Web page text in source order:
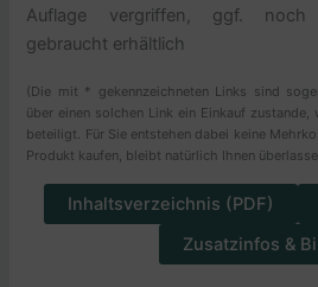
Auflage vergriffen, ggf. noch
gebraucht erhältlich
(Die mit * gekennzeichneten Links sind
über einen solchen Link ein Einkauf
beteiligt. Für Sie entstehen dabei keine
Produkt kaufen, bleibt natürlich Ihnen
Inhaltsverzeichnis (PDF)
Zusatzinfos &